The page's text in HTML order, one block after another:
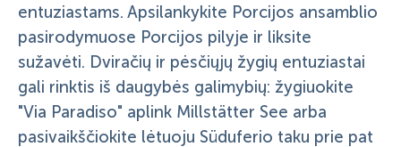
entuziastams. Apsilankykite Porcijos ansamblio
pasirodymuose Porcijos pilyje ir liksite
sužavėti. Dviračių ir pėsčiųjų žygių entuziastai
gali rinktis iš daugybės galimybių: žygiuokite
"Via Paradiso" aplink Millstätter See arba
pasivaikščiokite lėtuoju Süduferio taku prie pat